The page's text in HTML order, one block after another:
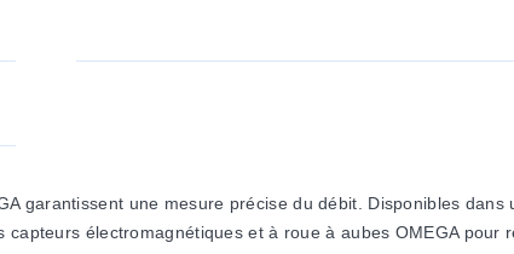
garantissent une mesure précise du débit. Disponibles dans
électromagnétiques et à roue à aubes OMEGA pour